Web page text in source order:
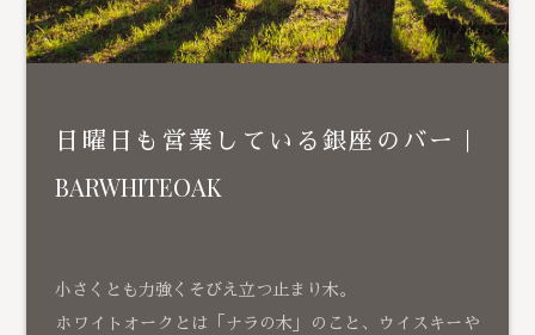
日曜日も営業している銀座のバー｜
BARWHITEOAK
小さくとも力強くそびえ立つ止まり木。
ホワイトオークとは「ナラの木」のこと、ウイスキーや